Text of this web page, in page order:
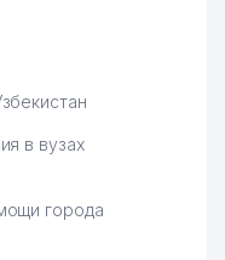
в вузах
города